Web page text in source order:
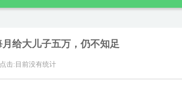
给大儿子五万，仍不知足
点击:目前没有统计